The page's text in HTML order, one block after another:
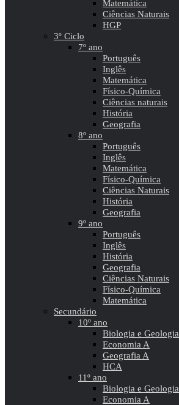
Matemática
Ciências Naturais
HGP
3º Ciclo
7º ano
Português
Inglês
Matemática
Físico-Química
Ciências naturais
História
Geografia
8º ano
Português
Inglês
Matemática
Físico-Química
Ciências Naturais
História
Geografia
9º ano
Português
Inglês
História
Geografia
Ciências Naturais
Físico-Química
Matemática
Secundário
10º ano
Biologia e Geologia
Economia A
Geografia A
HCA
11º ano
Biologia e Geologia
Economia A